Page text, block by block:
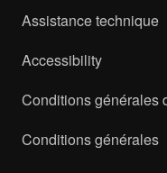
Assistance technique
Accessibility
Conditions générales
Conditions générales